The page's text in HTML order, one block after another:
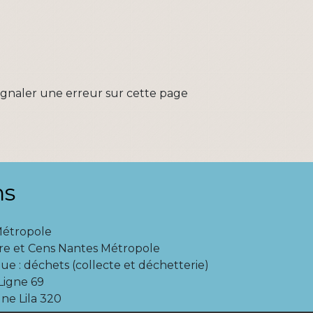
une erreur sur cette page
et Cens Nantes Métropole
: déchets (collecte et déchetterie)
69
Lila 320